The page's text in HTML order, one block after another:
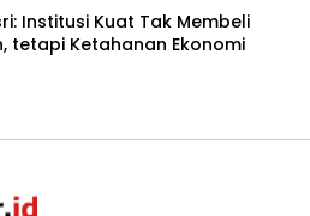
Institusi Kuat Tak Membeli
tetapi Ketahanan Ekonomi